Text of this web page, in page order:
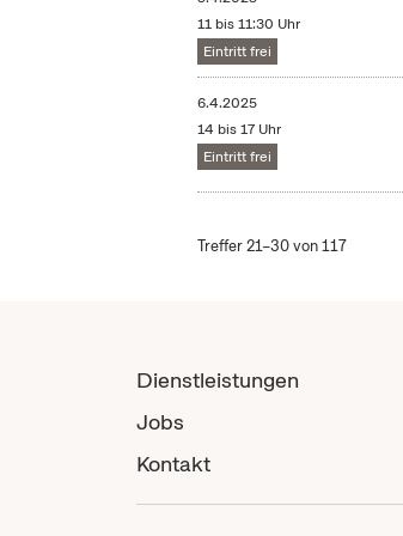
11 bis 11:30 Uhr
Eintritt frei
6.4.2025
14 bis 17 Uhr
Eintritt frei
Treffer 21–30 von 117
Dienstleistungen
Jobs
Kontakt